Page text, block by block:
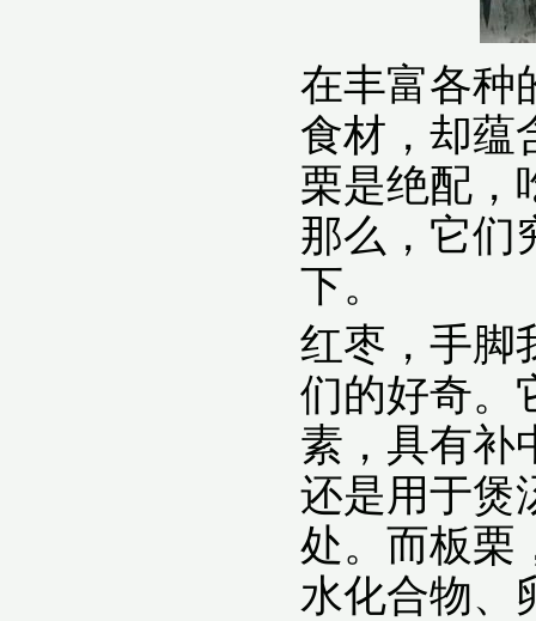
在丰富各种
食材，却蕴
栗是绝配，
那么，它们
下。
红枣，手脚
们的好奇。
素，具有补
还是用于煲
处。而板栗
水化合物、